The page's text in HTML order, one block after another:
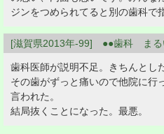
ジンをつめられてると別の歯科で
[滋賀県2013年-99] ●●歯科 まる
歯科医師が説明不足。きちんとし
その歯がずっと痛いので他院に行
言われた。
結局抜くことになった。最悪。